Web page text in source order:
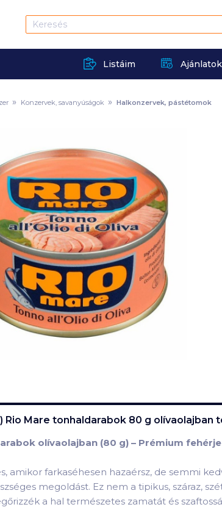
Listáim Ajánlatok
Konzervek, savanyúságok Halkonzervek, pástétomok
Rio Mare tonhaldarabok 80 g olívaolajban
olívaolajban (80 g) – Prémium
amikor farkaséhesen hazaérsz, de semmi
megoldást. Ez nem a tipikus, száraz,
a hal természetes zamatát és